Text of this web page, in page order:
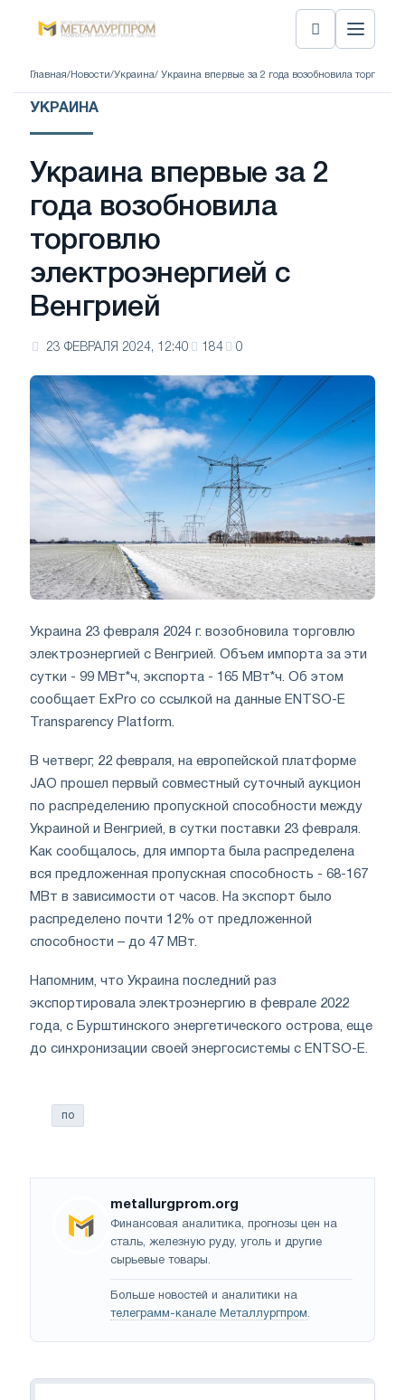
Главная/ Новости/Украина/ Украина впервые за 2 года возобновила торговлю
УКРАИНА
Украина впервые за 2
года возобновила
торговлю
электроэнергией с
Венгрией
23 ФЕВРАЛЯ 2024, 12:40 184 0
Украина 23 февраля 2024 г. возобновила торговлю
электроэнергией с Венгрией. Объем импорта за эти
сутки - 99 МВт*ч, экспорта - 165 МВт*ч. Об этом
сообщает ExPro со ссылкой на данные ENTSO-E
Transparency Platform.
В четверг, 22 февраля, на европейской платформе
JAO прошел первый совместный суточный аукцион
по распределению пропускной способности между
Украиной и Венгрией, в сутки поставки 23 февраля.
Как сообщалось, для импорта была распределена
вся предложенная пропускная способность - 68-167
МВт в зависимости от часов. На экспорт было
распределено почти 12% от предложенной
способности – до 47 МВт.
Напомним, что Украина последний раз
экспортировала электроэнергию в феврале 2022
года, с Бурштинского энергетического острова, еще
до синхронизации своей энергосистемы с ENTSO-E.
по
metallurgprom.org
Финансовая аналитика, прогнозы цен на
сталь, железную руду, уголь и другие
сырьевые товары.
Больше новостей и аналитики на
телеграмм-канале Металлургпром.